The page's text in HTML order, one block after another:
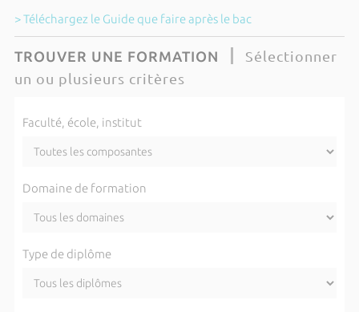
> Téléchargez le Guide que faire après le bac
TROUVER UNE FORMATION
Sélectionner
un ou plusieurs critères
Faculté, école, institut
Domaine de formation
Type de diplôme